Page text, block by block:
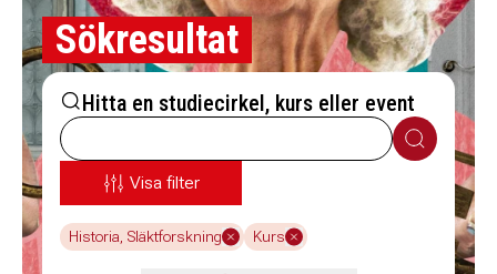
Sökresultat
Hitta en studiecirkel, kurs eller event
Sök
Visa filter
Historia, Släktforskning Kurs